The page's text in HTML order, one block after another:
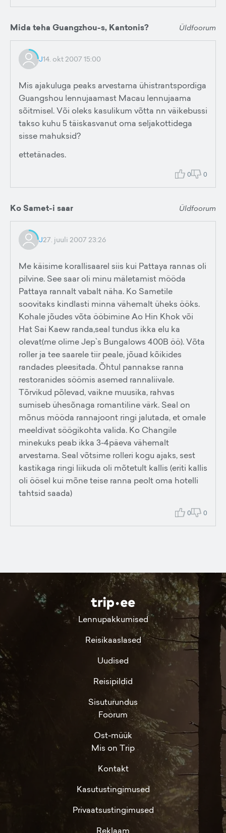
Mida teha Guangzhou-s, Kantonis? Üldfoorum
J14. okt 2007 15:00
Mis ajakuluga peaks arvestama ühistrantspordiga
Guangshou lennujaamast Macau lennujaama
sõitmisel. Või oleks kasulikum võtta nn väikebussi
takso kuhu 5 täiskasvanut oma seljakottidega
sisse mahuksid?
ettetänades.
0 0
Ko Samet-i saar Üldfoorum
J27. juuli 2007 23:26
Me käisime korallisaarel siis kui Pattaya rannas oli
pilvine. See saar oli minu mäletamist mööda
Pattaya rannalt vabalt näha. Ko Sametile
soovitaks kindlasti minna vähemalt üheks ööks.
Kohale jõudes võta ööbimine Ao Hin Khok või
Hat Sai Kaew randa,seal tundus ikka elu ka
olevat(me olime Jep`s Bungalows 400B öö). Võta
roller ja tee saarele tiir peale, jõuad kõikides
randades pleesitada. Õhtul pannakse ranna
restoranides söömis asemed rannaliivale.
Tõrvikud põlevad, vaikne muusika, rahvas
sumiseb ühesõnaga romantiline värk. Seal on
mõnus mööda rannajoont ringi jalutada, et omale
meeldivat söögikohta valida. Ko Changile
minekuks peab ikka 3-4päeva vähemalt
arvestama. Seal võtsime rolleri kogu ajaks, sest
kastikaga ringi liikuda oli mõtetult kallis (eriti kallis
oli öösel kui mõne teise ranna peolt oma hotelli
tahtsid saada)
0 0
Lennupakkumised
Reisikaaslased
Uudised
Reisipildid
Sisuturundus
Foorum
Ost-müük
Mis on Trip
Kontakt
Kasutustingimused
Privaatsustingimused
Reklaam